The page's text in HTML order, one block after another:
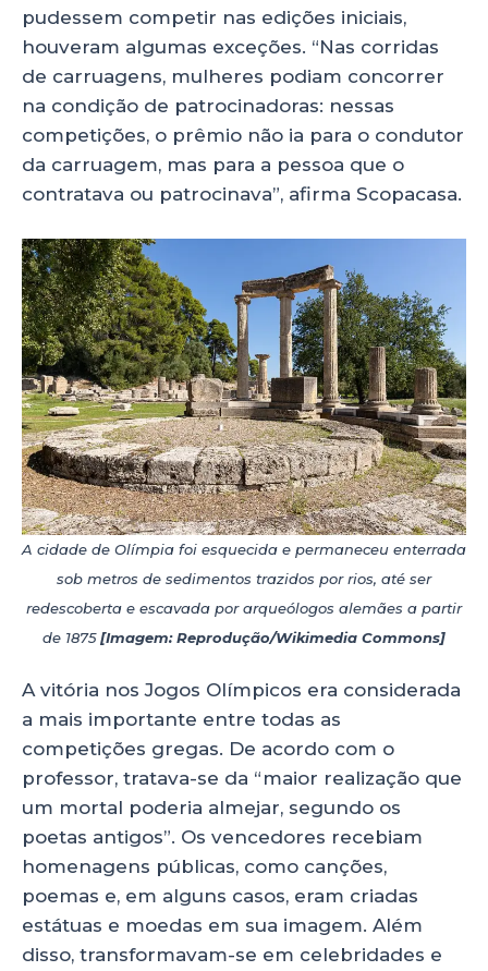
pudessem competir nas edições iniciais,
houveram algumas exceções. “Nas corridas
de carruagens, mulheres podiam concorrer
na condição de patrocinadoras: nessas
competições, o prêmio não ia para o condutor
da carruagem, mas para a pessoa que o
contratava ou patrocinava”, afirma Scopacasa.
A cidade de Olímpia foi esquecida e permaneceu enterrada
sob metros de sedimentos trazidos por rios, até ser
redescoberta e escavada por arqueólogos alemães a partir
de 1875[Imagem: Reprodução/Wikimedia Commons]
A vitória nos Jogos Olímpicos era considerada
a mais importante entre todas as
competições gregas. De acordo com o
professor, tratava-se da “maior realização que
um mortal poderia almejar, segundo os
poetas antigos”. Os vencedores recebiam
homenagens públicas, como canções,
poemas e, em alguns casos, eram criadas
estátuas e moedas em sua imagem. Além
disso, transformavam-se em celebridades e